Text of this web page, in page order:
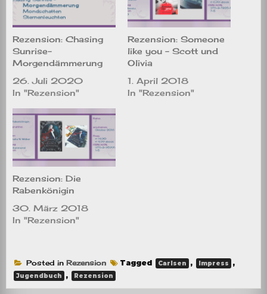
Rezension: Chasing
Sunrise-
Morgendämmerung
26. Juli 2020
In "Rezension"
Rezension: Someone
like you – Scott und
Olivia
1. April 2018
In "Rezension"
Rezension: Die
Rabenkönigin
30. März 2018
In "Rezension"
Posted in Rezension Tagged Carlsen , Impress ,
Jugendbuch , Rezension